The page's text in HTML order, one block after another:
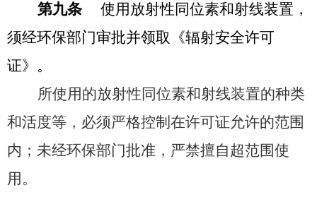
第九条 使用放射性同位素和射线装置，
须经环保部门审批并领取《辐射安全许可
证》。
所使用的放射性同位素和射线装置的种类
和活度等，必须严格控制在许可证允许的范围
内；未经环保部门批准，严禁擅自超范围使
用。